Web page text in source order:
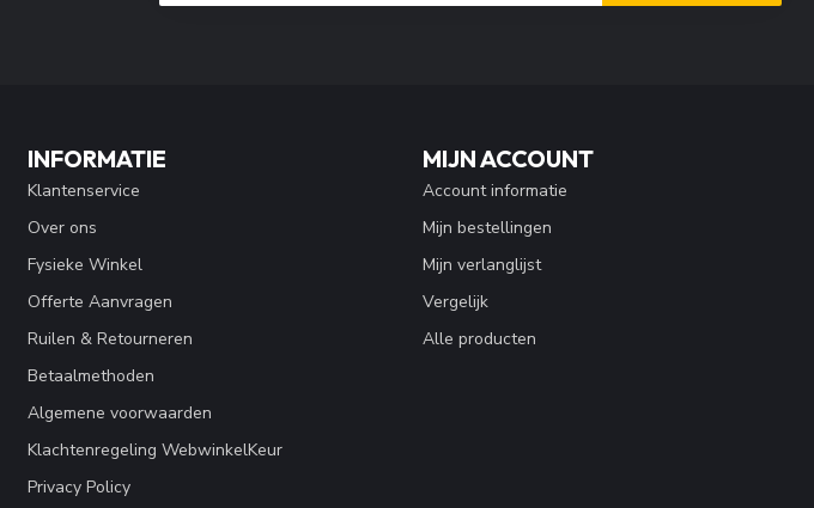
INFORMATIE
Klantenservice
Over ons
Fysieke Winkel
Offerte Aanvragen
Ruilen & Retourneren
Betaalmethoden
Algemene voorwaarden
Klachtenregeling WebwinkelKeur
Privacy Policy
MIJN ACCOUNT
Account informatie
Mijn bestellingen
Mijn verlanglijst
Vergelijk
Alle producten